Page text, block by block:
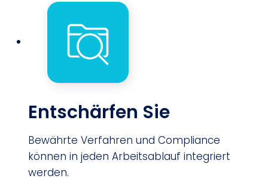
Entschärfen Sie
Bewährte Verfahren und Compliance
können in jeden Arbeitsablauf integriert
werden.